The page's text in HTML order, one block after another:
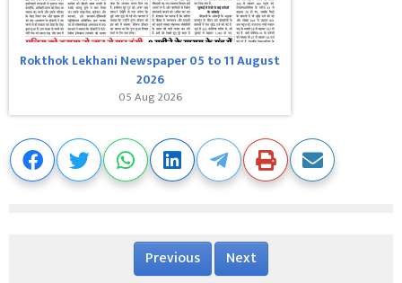
Rokthok Lekhani Newspaper 05 to 11 August
2026
05 Aug 2026
Previous Next